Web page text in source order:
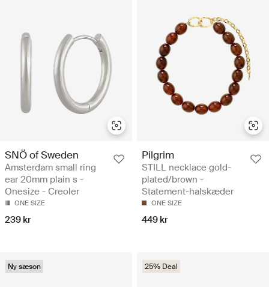
SNÖ of Sweden
Amsterdam small ring
ear 20mm plain s -
Onesize - Creoler
ONE SIZE
239 kr
Pilgrim
STILL necklace gold-
plated/brown -
Statement-halskæder
ONE SIZE
449 kr
Ny sæson 25% Deal